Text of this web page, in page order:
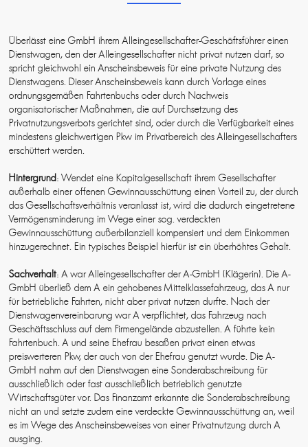
Überlässt eine GmbH ihrem Alleingesellschafter-Geschäftsführer einen
Dienstwagen, den der Alleingesellschafter nicht privat nutzen darf, so
spricht gleichwohl ein Anscheinsbeweis für eine private Nutzung des
Dienstwagens. Dieser Anscheinsbeweis kann durch Vorlage eines
ordnungsgemäßen Fahrtenbuchs oder durch Nachweis
organisatorischer Maßnahmen, die auf Durchsetzung des
Privatnutzungsverbots gerichtet sind, oder durch die Verfügbarkeit eines
mindestens gleichwertigen Pkw im Privatbereich des Alleingesellschafters
erschüttert werden.
Hintergrund: Wendet eine Kapitalgesellschaft ihrem Gesellschafter
außerhalb einer offenen Gewinnausschüttung einen Vorteil zu, der durch
das Gesellschaftsverhältnis veranlasst ist, wird die dadurch eingetretene
Vermögensminderung im Wege einer sog. verdeckten
Gewinnausschüttung außerbilanziell kompensiert und dem Einkommen
hinzugerechnet. Ein typisches Beispiel hierfür ist ein überhöhtes Gehalt.
Sachverhalt: A war Alleingesellschafter der A-GmbH (Klägerin). Die A-
GmbH überließ dem A ein gehobenes Mittelklassefahrzeug, das A nur
für betriebliche Fahrten, nicht aber privat nutzen durfte. Nach der
Dienstwagenvereinbarung war A verpflichtet, das Fahrzeug nach
Geschäftsschluss auf dem Firmengelände abzustellen. A führte kein
Fahrtenbuch. A und seine Ehefrau besaßen privat einen etwas
preiswerteren Pkw, der auch von der Ehefrau genutzt wurde. Die A-
GmbH nahm auf den Dienstwagen eine Sonderabschreibung für
ausschließlich oder fast ausschließlich betrieblich genutzte
Wirtschaftsgüter vor. Das Finanzamt erkannte die Sonderabschreibung
nicht an und setzte zudem eine verdeckte Gewinnausschüttung an, weil
es im Wege des Anscheinsbeweises von einer Privatnutzung durch A
ausging.